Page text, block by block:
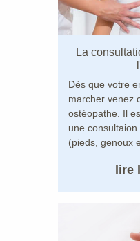
La
Dès que votre
marcher venez
ostéopathe. Il
une
(pieds, genoux
lire